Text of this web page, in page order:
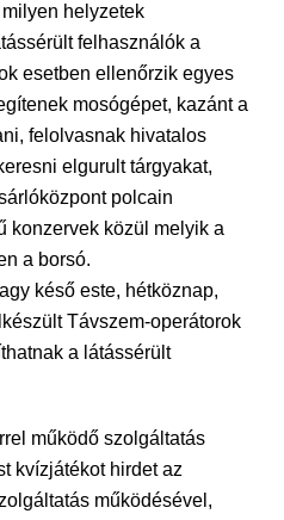
helyzetek
felhasználók a
esetben ellenőrzik egyes
mosógépet, kazánt a
felolvasnak hivatalos
elgurult tárgyakat,
polcain
konzervek közül melyik a
a borsó.
késő este, hétköznap,
Távszem-operátorok
a látássérült
működő szolgáltatás
kvízjátékot hirdet az
működésével,